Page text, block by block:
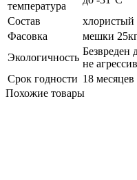
температура
Состав
хлористый
Фасовка
мешки
Экологичность
Безвреден
не
Срок годности 18 месяцев
Похожие товары